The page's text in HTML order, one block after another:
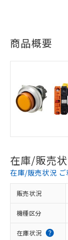
商品概要
在庫/販売
在庫/販売状況 ご
販売状況
機種区分
在庫状況